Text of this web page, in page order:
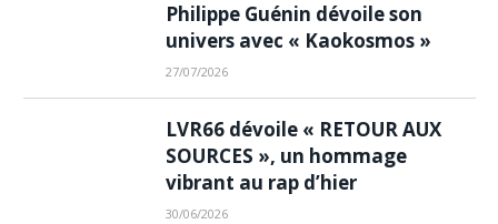
Philippe Guénin dévoile son
univers avec « Kaokosmos »
27/07/2026
LVR66 dévoile « RETOUR AUX
SOURCES », un hommage
vibrant au rap d’hier
30/06/2026